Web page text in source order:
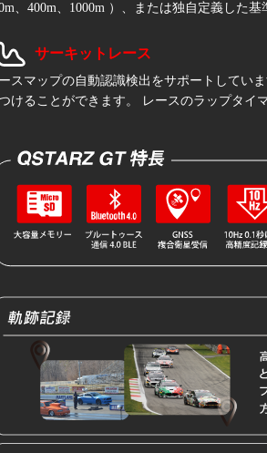
、400m、1000m ）、または独自定義した
サーキットレース
スマップの自動認識検出をサポートしてい
けることができます。 レースのラップタイ